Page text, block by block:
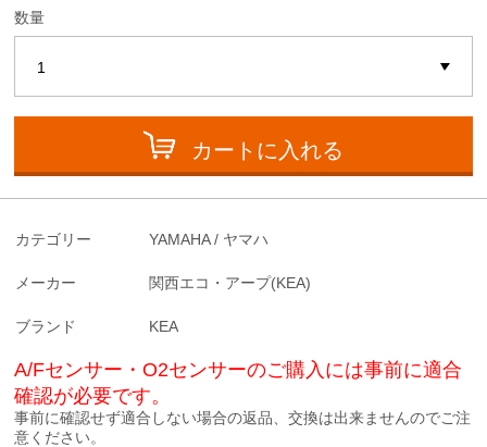
数量
カートに入れる
カテゴリー YAMAHA / ヤマハ
メーカー 関西エコ・アープ(KEA)
ブランド KEA
A/Fセンサー・O2センサーのご購入には事前に適合
確認が必要です。
事前に確認せず適合しない場合の返品、交換は出来ませんのでご注
意ください。